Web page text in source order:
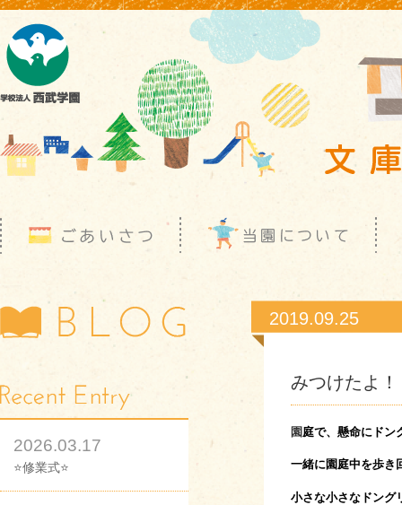
2026.03.17
⭐修業式⭐
2019.09.25
みつけたよ！
園 庭で、懸命にドン
一緒に園庭中を歩き
小さな小さなドング